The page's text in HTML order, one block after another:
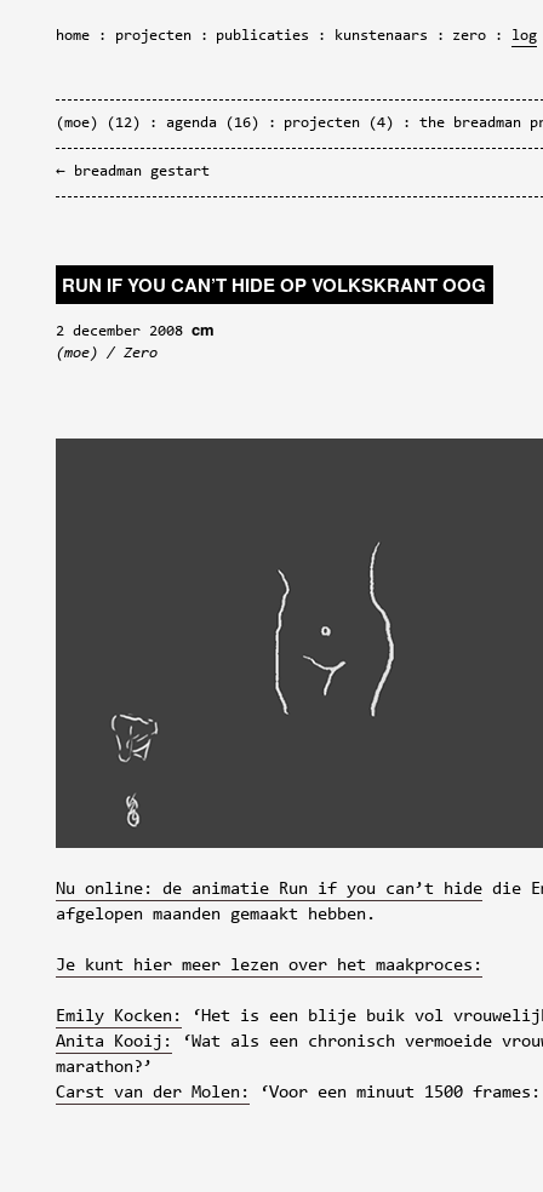
home projecten publicaties kunstenaars zero log
(moe) (12) agenda (16) projecten (4) the breadman
breadman gestart
RUN IF YOU CAN’T HIDE OP VOLKSKRANT OOG
2 december 2008 cm
(moe) / Zero
Nu online: de animatie Run if you can’t hide die
afgelopen maanden gemaakt hebben.
Je kunt hier meer lezen over het maakproces:
Emily Kocken:
‘Het is een blije buik vol
Anita Kooij:
‘Wat als een chronisch vermoeide
marathon?’
Carst van der Molen:
‘Voor een minuut 1500 frames: